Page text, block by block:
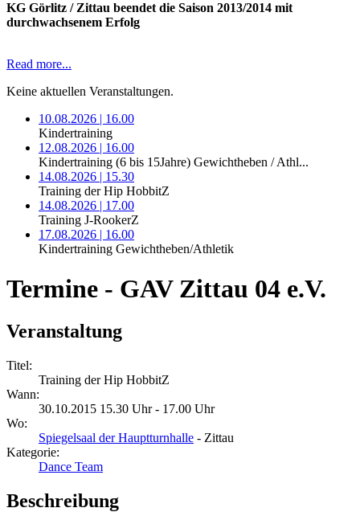
KG Görlitz / Zittau beendet die Saison 2013/2014 mit
durchwachsenem Erfolg
Read more...
Keine aktuellen Veranstaltungen.
10.08.2026 | 16.00
Kindertraining
12.08.2026 | 16.00
Kindertraining (6 bis 15Jahre) Gewichtheben / Athl...
14.08.2026 | 15.30
Training der Hip HobbitZ
14.08.2026 | 17.00
Training J-RookerZ
17.08.2026 | 16.00
Kindertraining Gewichtheben/Athletik
Termine - GAV Zittau 04 e.V.
Veranstaltung
Titel:
Training der Hip HobbitZ
Wann:
30.10.2015 15.30 Uhr - 17.00 Uhr
Wo:
Spiegelsaal der Hauptturnhalle - Zittau
Kategorie:
Dance Team
Beschreibung